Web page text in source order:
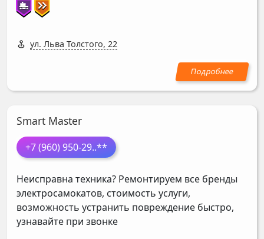
ул. Льва Толстого, 22
Smart Master
+7 (960) 950-29..**
Неисправна техника? Ремонтируем все бренды
электросамокатов, стоимость услуги,
возможность устранить повреждение быстро,
узнавайте при звонке